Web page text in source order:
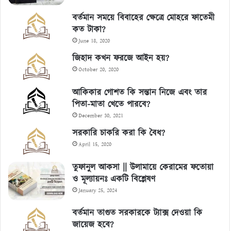
বর্তমান সময়ে বিবাহের ক্ষেত্রে মোহরে ফাতেমী
কত টাকা?
June 18, 2020
জিহাদ কখন ফরজে আইন হয়?
October 20, 2020
আকিকার গোশত কি সন্তান নিজে এবং তার
পিতা-মাতা খেতে পারবে?
December 30, 2021
সরকারি চাকরি করা কি বৈধ?
April 15, 2020
তুফানুল আকসা || উলামায়ে কেরামের ফতোয়া
ও মূল্যায়নঃ একটি বিশ্লেষণ
January 25, 2024
বর্তমান তাগুত সরকারকে ট্যাক্স দেওয়া কি
জায়েজ হবে?